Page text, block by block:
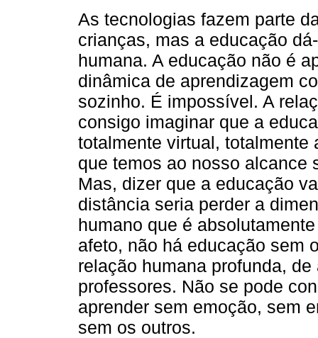
As tecnologias fazem parte
crianças, mas a educação
humana. A educação não é
dinâmica de aprendizagem
sozinho. É impossível. A
consigo imaginar que a
totalmente virtual,
que temos ao nosso alcance
Mas, dizer que a educação
distância seria perder a
humano que é
afeto, não há educação sem
relação humana profunda,
professores. Não se pode
aprender sem emoção, sem
sem os outros.